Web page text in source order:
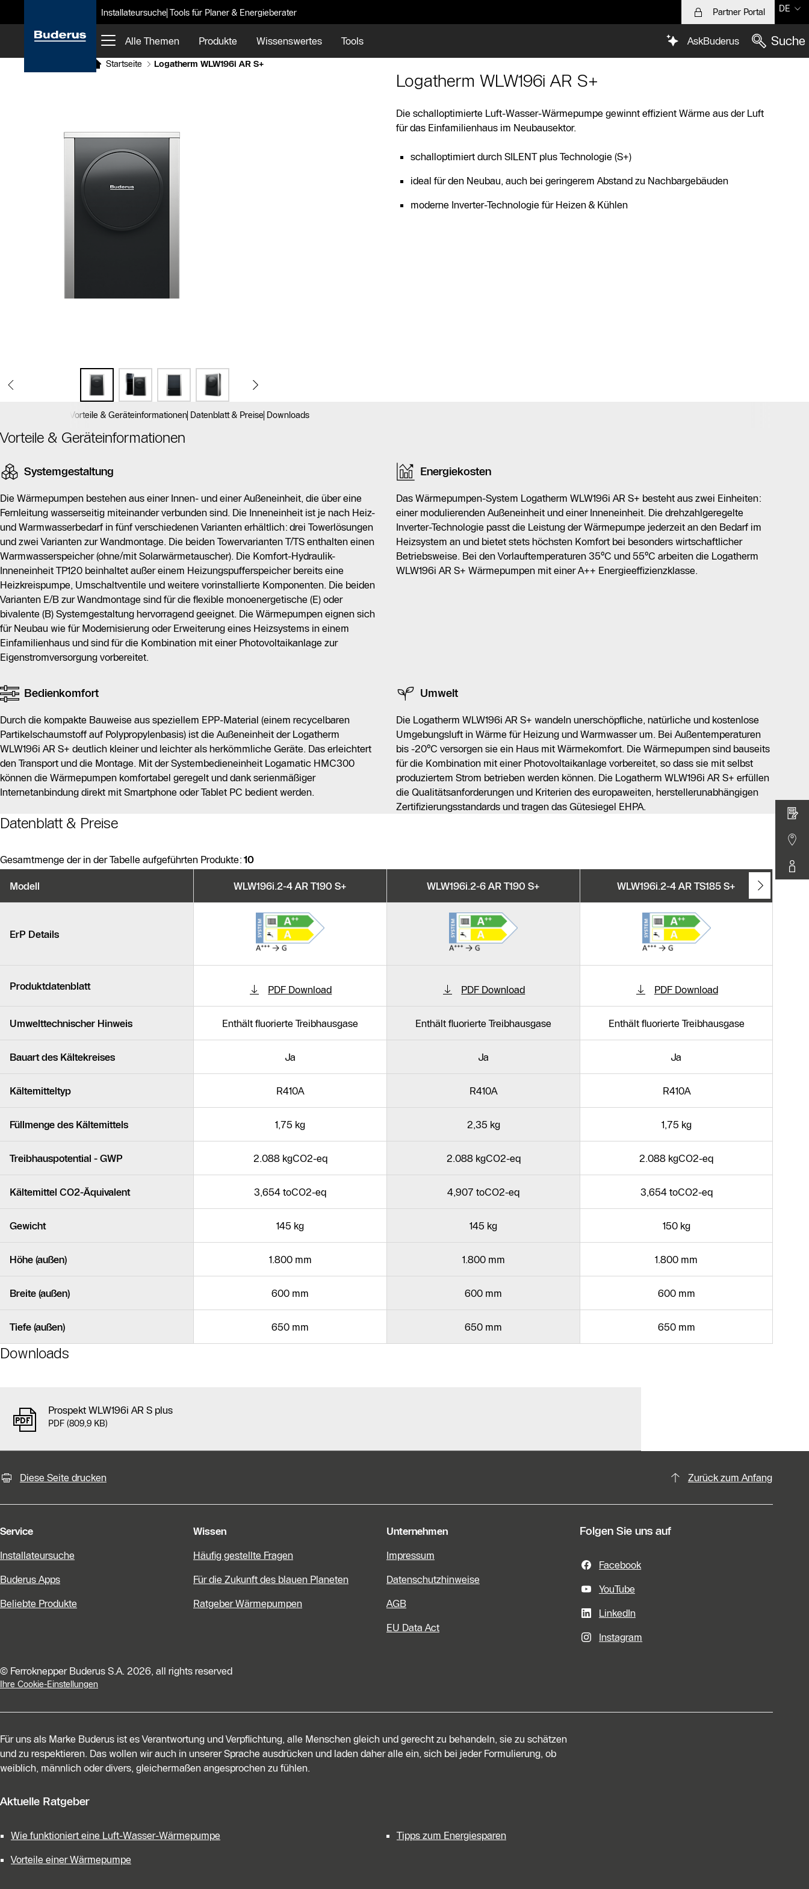
Installateursuche Tools für Planer & Energieberater Partner Portal DE
Alle Themen Produkte Wissenswertes Tools AskBuderus Suche
Startseite Logatherm WLW196i AR S+
Logatherm WLW196i AR S+
Die schalloptimierte Luft-Wasser-Wärmepumpe gewinnt effizient Wärme aus der Luft
für das Einfamilienhaus im Neubausektor.
schalloptimiert durch SILENT plus Technologie (S+)
ideal für den Neubau, auch bei geringerem Abstand zu Nachbargebäuden
moderne Inverter-Technologie für Heizen & Kühlen
Vorteile & Geräteinformationen Datenblatt & Preise Downloads
Vorteile & Geräteinformationen
Systemgestaltung
Die Wärmepumpen bestehen aus einer Innen- und einer Außeneinheit, die über eine
Fernleitung wasserseitig miteinander verbunden sind. Die Inneneinheit ist je nach Heiz-
und Warmwasserbedarf in fünf verschiedenen Varianten erhältlich: drei Towerlösungen
und zwei Varianten zur Wandmontage. Die beiden Towervarianten T/TS enthalten einen
Warmwasserspeicher (ohne/mit Solarwärmetauscher). Die Komfort-Hydraulik-
Inneneinheit TP120 beinhaltet außer einem Heizungspufferspeicher bereits eine
Heizkreispumpe, Umschaltventile und weitere vorinstallierte Komponenten. Die beiden
Varianten E/B zur Wandmontage sind für die flexible monoenergetische (E) oder
bivalente (B) Systemgestaltung hervorragend geeignet. Die Wärmepumpen eignen sich
für Neubau wie für Modernisierung oder Erweiterung eines Heizsystems in einem
Einfamilienhaus und sind für die Kombination mit einer Photovoltaikanlage zur
Eigenstromversorgung vorbereitet.
Energiekosten
Das Wärmepumpen-System Logatherm WLW196i AR S+ besteht aus zwei Einheiten:
einer modulierenden Außeneinheit und einer Inneneinheit. Die drehzahlgeregelte
Inverter-Technologie passt die Leistung der Wärmepumpe jederzeit an den Bedarf im
Heizsystem an und bietet stets höchsten Komfort bei besonders wirtschaftlicher
Betriebsweise. Bei den Vorlauftemperaturen 35°C und 55°C arbeiten die Logatherm
WLW196i AR S+ Wärmepumpen mit einer A++ Energieeffizienzklasse.
Bedienkomfort
Durch die kompakte Bauweise aus speziellem EPP-Material (einem recycelbaren
Partikelschaumstoff auf Polypropylenbasis) ist die Außeneinheit der Logatherm
WLW196i AR S+ deutlich kleiner und leichter als herkömmliche Geräte. Das erleichtert
den Transport und die Montage. Mit der Systembedieneinheit Logamatic HMC300
können die Wärmepumpen komfortabel geregelt und dank serienmäßiger
Internetanbindung direkt mit Smartphone oder Tablet PC bedient werden.
Umwelt
Die Logatherm WLW196i AR S+ wandeln unerschöpfliche, natürliche und kostenlose
Umgebungsluft in Wärme für Heizung und Warmwasser um. Bei Außentemperaturen
bis -20°C versorgen sie ein Haus mit Wärmekomfort. Die Wärmepumpen sind bauseits
für die Kombination mit einer Photovoltaikanlage vorbereitet, so dass sie mit selbst
produziertem Strom betrieben werden können. Die Logatherm WLW196i AR S+ erfüllen
die Qualitätsanforderungen und Kriterien des europaweiten, herstellerunabhängigen
Zertifizierungsstandards und tragen das Gütesiegel EHPA.
Datenblatt & Preise
Gesamtmenge der in der Tabelle aufgeführten Produkte: 10
Modell WLW196i.2-4 AR T190 S+ WLW196i.2-6 AR T190 S+ WLW196i.2-4 AR TS185 S+
ErP Details
Produktdatenblatt PDF Download PDF Download PDF Download
Umwelttechnischer Hinweis Enthält fluorierte Treibhausgase Enthält fluorierte Treibhausgase Enthält fluorierte Treibhausgase
Bauart des Kältekreises Ja Ja Ja
Kältemitteltyp R410A R410A R410A
Füllmenge des Kältemittels 1,75 kg 2,35 kg 1,75 kg
Treibhauspotential - GWP 2.088 kgCO2-eq 2.088 kgCO2-eq 2.088 kgCO2-eq
Kältemittel CO2-Äquivalent 3,654 toCO2-eq 4,907 toCO2-eq 3,654 toCO2-eq
Gewicht 145 kg 145 kg 150 kg
Höhe (außen) 1.800 mm 1.800 mm 1.800 mm
Breite (außen) 600 mm 600 mm 600 mm
Tiefe (außen) 650 mm 650 mm 650 mm
Downloads
Prospekt WLW196i AR S plus
PDF (809,9 KB)
Slider Bildergalerie
Slider Überspringen
Diese Seite drucken Zurück zum Anfang
Service
Installateursuche
Buderus Apps
Beliebte Produkte
Wissen
Häufig gestellte Fragen
Für die Zukunft des blauen Planeten
Ratgeber Wärmepumpen
Unternehmen
Impressum
Datenschutzhinweise
AGB
EU Data Act
Folgen Sie uns auf
Facebook
YouTube
LinkedIn
Instagram
© Ferroknepper Buderus S.A. 2026, all rights reserved
Ihre Cookie-Einstellungen
Für uns als Marke Buderus ist es Verantwortung und Verpflichtung, alle Menschen gleich und gerecht zu behandeln, sie zu schätzen
und zu respektieren. Das wollen wir auch in unserer Sprache ausdrücken und laden daher alle ein, sich bei jeder Formulierung, ob
weiblich, männlich oder divers, gleichermaßen angesprochen zu fühlen.
Aktuelle Ratgeber
Wie funktioniert eine Luft-Wasser-Wärmepumpe
Vorteile einer Wärmepumpe
Tipps zum Energiesparen